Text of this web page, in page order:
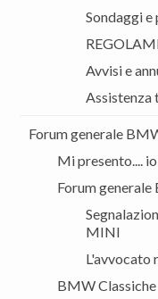
Sondaggi
Avvisi e
Assistenza
Forum generale
Mi presento....
Forum
MINI
L'avvocato
BMW